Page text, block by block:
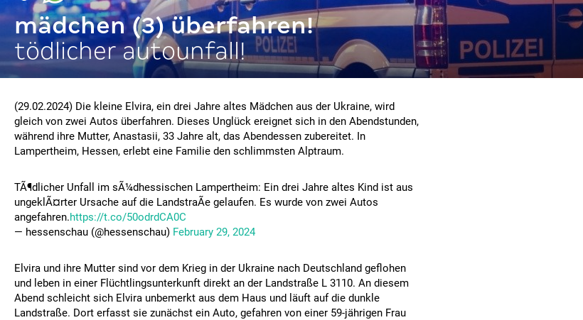
mädchen (3) überfahren!
tödlicher autounfall!
(29.02.2024) Die kleine Elvira, ein drei Jahre altes Mädchen aus der Ukraine, wird
gleich von zwei Autos überfahren. Dieses Unglück ereignet sich in den Abendstunden,
während ihre Mutter, Anastasii, 33 Jahre alt, das Abendessen zubereitet. In
Lampertheim, Hessen, erlebt eine Familie den schlimmsten Alptraum.
TÃ¶dlicher Unfall im sÃ¼dhessischen Lampertheim: Ein drei Jahre altes Kind ist aus
ungeklÃ¤rter Ursache auf die LandstraÃe gelaufen. Es wurde von zwei Autos
angefahren.https://t.co/50odrdCA0C
— hessenschau (@hessenschau) February 29, 2024
Elvira und ihre Mutter sind vor dem Krieg in der Ukraine nach Deutschland geflohen
und leben in einer Flüchtlingsunterkunft direkt an der Landstraße L 3110. An diesem
Abend schleicht sich Elvira unbemerkt aus dem Haus und läuft auf die dunkle
Landstraße. Dort erfasst sie zunächst ein Auto, gefahren von einer 59-jährigen Frau